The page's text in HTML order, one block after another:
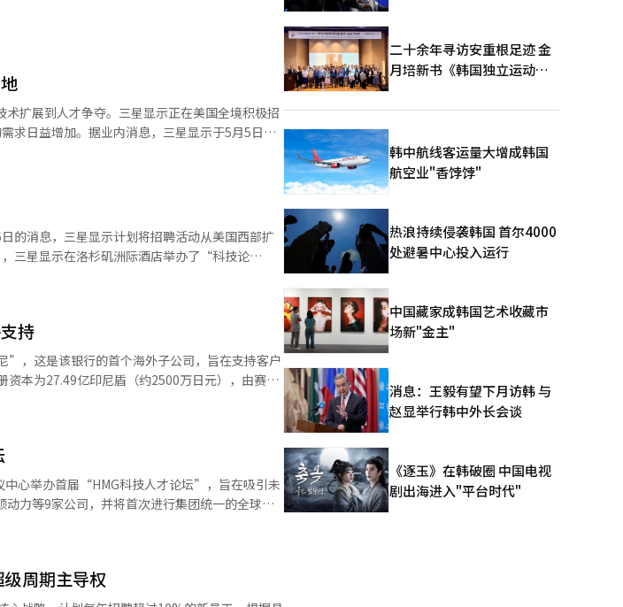
术扩展到人才争夺。三星显示正在美国全境积极招
求日益增加。据业内消息，三星显示于5月5日在
战略。活动期间，约50名来自美国主要大学的博
结合。随着OLED竞争从智能手机和电视扩展
三星显示正在加强AI用户界面的研究，并开发新
AI与用户的关键界面。企业间的竞争焦点也在变
料、算法和驱动技术的高级研究人员的竞争力。
活动后，前往旧金山、圣何塞、芝加哥、波士顿
人才，企业也在积极建立当地网络。招聘方式也
师与学生共进餐的网络交流形式，直接解释学生
是招聘活动，更是品牌竞争的一部分。在AI时
文化、项目经验和未来愿景的综合吸引力。尤其
关键任务。三星显示也在努力通过同时加强下一
显示一起引领新的未来。”※ 本报道经人工智能
的消息，三星显示计划将招聘活动从美国西部扩
三星显示在洛杉矶洲际酒店举办了“科技论
次活动与世界信息显示学会(SID)的“显示
动采用了非传统的说明会形式，管理层与工程师
个性化的职业咨询。接下来，三星显示将于7日
大等地举行，计划邀请数十名博士级人才。李周
望优秀人才能与三星显示一起引领未来。”此
继续进行广泛的全球招聘活动。自2022年以
持
，这是该银行的首个海外子公司，旨在支持客户
本为27.49亿印尼盾（约2500万日元），由赛京
才在内的印尼人才招聘支持。银行负责人在接受
强与其的关系。※ 本报道经人工智能（AI）系统
中心举办首届“HMG科技人才论坛”，旨在吸引未
力等9家公司，并将首次进行集团统一的全球技
本部长朴民宇等高管将出席并发表演讲，与优
接受申请，招聘领域包括AI、机器人、自主驾
业生或即将毕业生。招聘流程包括申请、文件审
周期主导权
二十余年寻访安重根足迹 金
月培新书《韩国独立运动圣
版
韩中航线客运量大增成韩国
航空业"香饽饽"
热浪持续侵袭韩国 首尔4000
处避暑中心投入运行
中国藏家成韩国艺术收藏市
场新"金主"
消息：王毅有望下月访韩 与
赵显举行韩中外长会谈
《逐玉》在韩破圈 中国电视
剧出海进入"平台时代"